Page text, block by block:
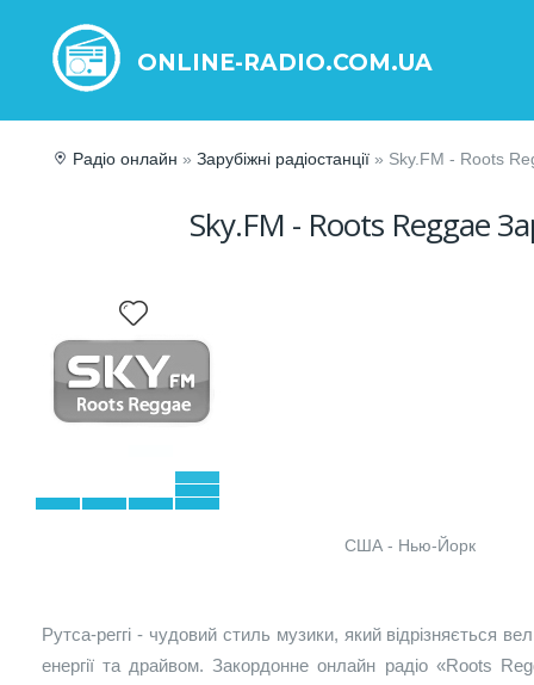
ONLINE-RADIO.COM.UA
Радіо онлайн » Зарубіжні радіостанції » Sky.FM - Roots
Sky.FM - Roots Reggae
США - Нью-Йорк
Рутса-реггі - чудовий стиль музики, який відрізняється
енергії та драйвом. Закордонне онлайн радіо «Roots